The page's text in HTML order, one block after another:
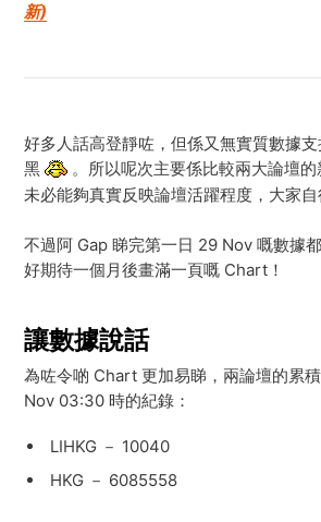
新)
好多人話高登靜咗，但係又無實質數據
黑
。所以呢次主要係比較兩大論壇
未必能夠真實反映論壇活躍程度，大家
不過阿 Gap 睇完第一日 29 Nov 嘅數據
好期待一個月後畫滿一頁嘅 Chart！
讓數據說話
為咗令啲 Chart 更加易睇，兩論壇的累
Nov 03:30 時的紀錄：
LIHKG － 10040
HKG － 6085558